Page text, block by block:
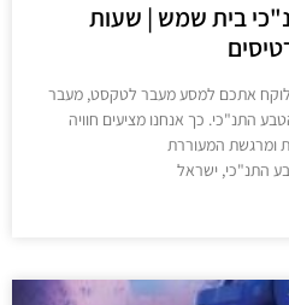
שמש | שעות
למסע מעבר לטקסט, מעבר
אנחנו מציעים חוויה
ישראל